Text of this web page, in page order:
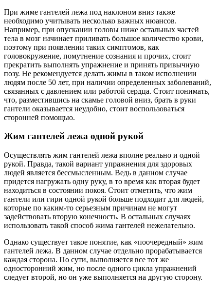
При жиме гантелей лежа под наклоном вниз также
необходимо учитывать несколько важных нюансов.
Например, при опускании головы ниже остальных частей
тела в мозг начинает приливать большое количество крови,
поэтому при появлении таких симптомов, как
головокружение, помутнение сознания и прочих, стоит
прекратить выполнять упражнение и принять привычную
позу. Не рекомендуется делать жимы в таком исполнении
людям после 50 лет, при наличии определенных заболеваний,
связанных с давлением или работой сердца. Стоит понимать,
что, разместившись на скамье головой вниз, брать в руки
гантели оказывается неудобно, стоит воспользоваться
сторонней помощью.
Жим гантелей лежа одной рукой
Осуществлять жим гантелей лежа вполне реально и одной
рукой. Правда, такой вариант упражнения для здоровых
людей является бессмысленным. Ведь в данном случае
придется нагружать одну руку, в то время как вторая будет
находиться в состоянии покоя. Стоит отметить, что жим
гантели или гири одной рукой больше подходит для людей,
которые по каким-то серьезным причинам не могут
задействовать вторую конечность. В остальных случаях
использовать такой способ жима гантелей нежелательно.
Однако существует такое понятие, как «поочередный» жим
гантелей лежа. В данном случае отдельно прорабатывается
каждая сторона. По сути, выполняется все тот же
односторонний жим, но после одного цикла упражнений
следует второй, но он уже выполняется на другую сторону.